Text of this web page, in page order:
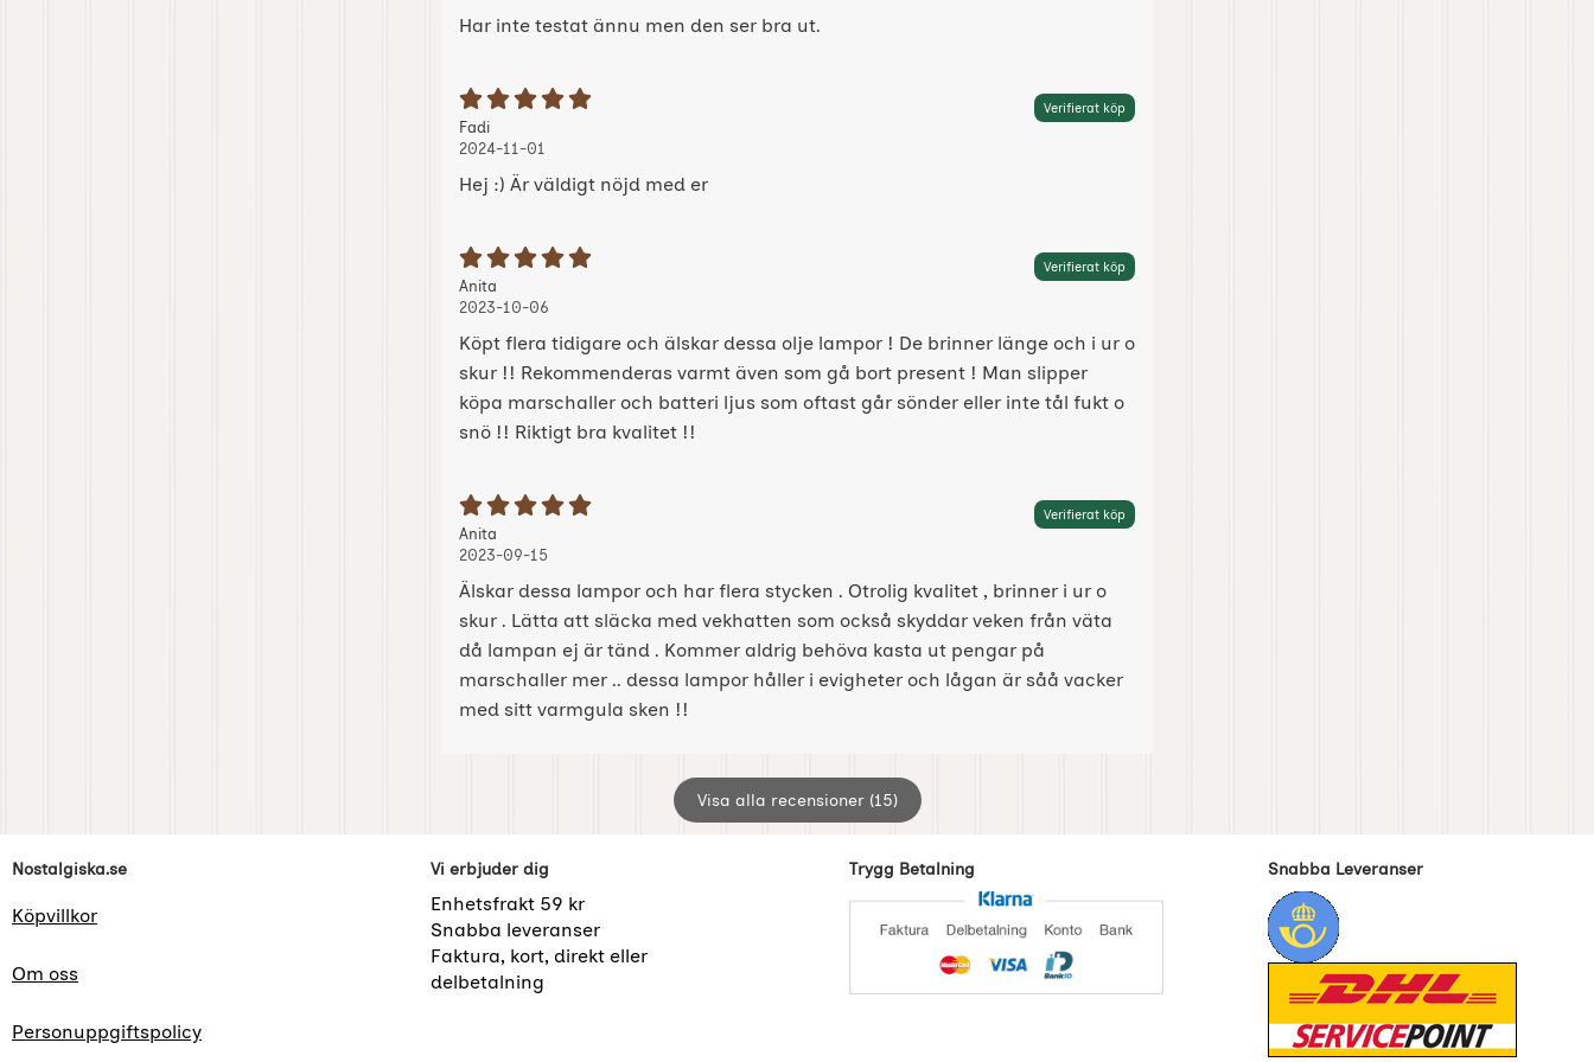
Har inte testat ännu men den ser bra ut.
Betyg: 5 Stjärnor av 5 Verifierat köp
Recension av:
Fadi, 2024-11-01
, 2024-11-01
2024-11-01
Hej :) Är väldigt nöjd med er
Betyg: 5 Stjärnor av 5 Verifierat köp
Recension av:
Anita
2023-10-06
Köpt flera tidigare och älskar dessa olje lampor ! De brinner länge och i ur o
skur !! Rekommenderas varmt även som gå bort present ! Man slipper
köpa marschaller och batteri ljus som oftast går sönder eller inte tål fukt o
snö !! Riktigt bra kvalitet !!
Betyg: 5 Stjärnor av 5 Verifierat köp
Recension av:
Anita
2023-09-15
Älskar dessa lampor och har flera stycken . Otrolig kvalitet , brinner i ur o
skur . Lätta att släcka med vekhatten som också skyddar veken från väta
då lampan ej är tänd . Kommer aldrig behöva kasta ut pengar på
marschaller mer .. dessa lampor håller i evigheter och lågan är såå vacker
med sitt varmgula sken !!
Visa alla recensioner (15)
Sidfot Blandad info och länkar
Nostalgiska.se
Köpvillkor
Om oss
Personuppgiftspolicy
Vi erbjuder dig
Enhetsfrakt 59 kr
Snabba leveranser
Faktura, kort, direkt eller
delbetalning
Trygg Betalning Snabba Leveranser